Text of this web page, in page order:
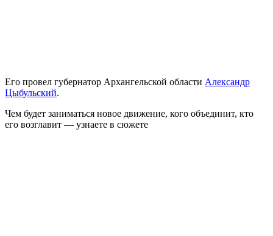
Его провел губернатор Архангельской области Александр
Цыбульский.
Чем будет заниматься новое движение, кого объединит, кто
его возглавит — узнаете в сюжете